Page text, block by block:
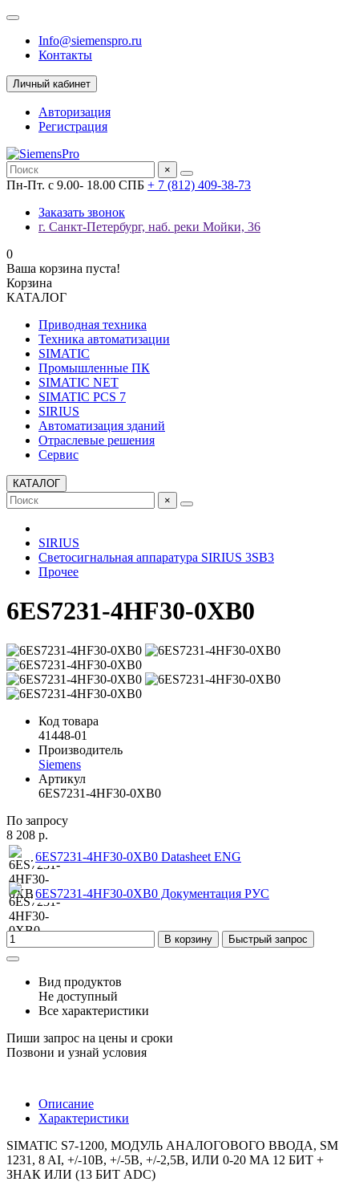
Info@siemenspro.ru
Контакты
Личный кабинет
Авторизация
Регистрация
×
Пн-Пт. с 9.00- 18.00 СПБ + 7 (812) 409-38-73
Заказать звонок
г. Санкт-Петербург, наб. реки Мойки, 36
0
Ваша корзина пуста!
Корзина
КАТАЛОГ
Приводная техника
Техника автоматизации
SIMATIC
Промышленные ПК
SIMATIC NET
SIMATIC PCS 7
SIRIUS
Автоматизация зданий
Отраслевые решения
Сервис
КАТАЛОГ
×
SIRIUS
Светосигнальная аппаратура SIRIUS 3SB3
Прочее
6ES7231-4HF30-0XB0
Код товара
41448-01
Производитель
Siemens
Артикул
6ES7231-4HF30-0XB0
По запросу
8 208 р.
6ES7231-4HF30-0XB0 Datasheet ENG
6ES7231-4HF30-0XB0 Документация РУС
В корзину Быстрый запрос
Вид продуктов
Не доступный
Все характеристики
Пиши запрос на цены и сроки
Позвони и узнай условия
Описание
Характеристики
SIMATIC S7-1200, МОДУЛЬ АНАЛОГОВОГО ВВОДА, SM
1231, 8 AI, +/-10В, +/-5В, +/-2,5В, ИЛИ 0-20 MA 12 БИТ +
ЗНАК ИЛИ (13 БИТ ADC)